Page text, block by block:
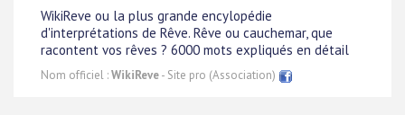
WikiReve ou la plus grande encylopédie
d'interprétations de Rêve. Rêve ou cauchemar, que
racontent vos rêves ? 6000 mots expliqués en détail
Nom officiel :WikiReve- Site pro (Association)